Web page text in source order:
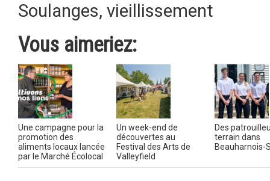
Soulanges, vieillissement
Vous aimeriez:
Une campagne pour la
promotion des
aliments locaux lancée
par le Marché Écolocal
Un week-end de
découvertes au
Festival des Arts de
Valleyfield
Des
terrain dans
Beauharnois-